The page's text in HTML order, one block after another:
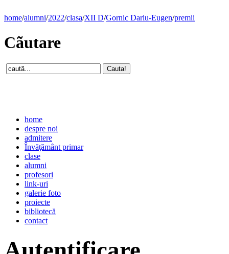
home/alumni/2022/clasa/XII D/Gornic Dariu-Eugen/premii
Cãutare
home
despre noi
admitere
Învăţământ primar
clase
alumni
profesori
link-uri
galerie foto
proiecte
bibliotecă
contact